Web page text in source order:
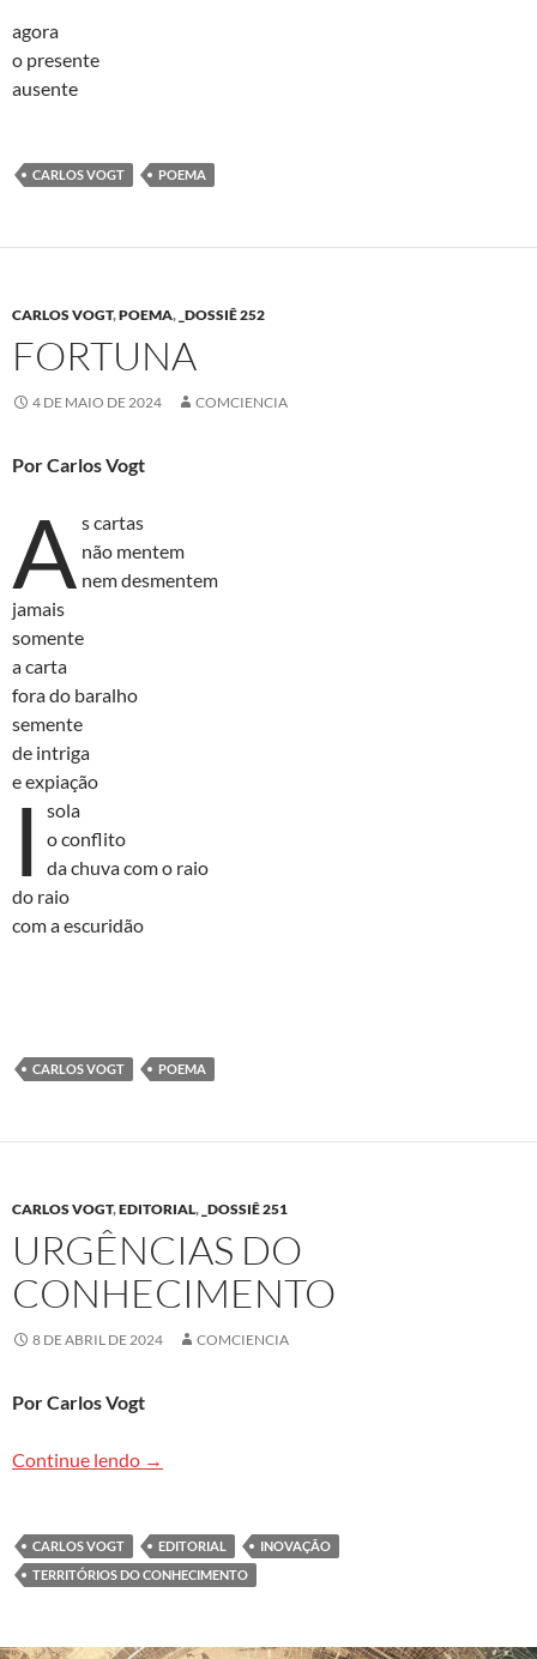
agora
o presente
ausente
CARLOS VOGT POEMA
CARLOS VOGT,POEMA, _DOSSIÊ 252
FORTUNA
4 DE MAIO DE 2024 COMCIENCIA
Por Carlos Vogt
A s cartas
não mentem
nem desmentem
jamais
somente
a carta
fora do baralho
semente
de intriga
e expiação
I
sola
o conflito
da chuva com o raio
do raio
com a escuridão
CARLOS VOGT POEMA
CARLOS VOGT,EDITORIAL, _DOSSIÊ 251
URGÊNCIAS DO
CONHECIMENTO
8 DE ABRIL DE 2024 COMCIENCIA
Por Carlos Vogt
Continue lendo Urgências do conhecimento
→
CARLOS VOGT EDITORIAL
INOVAÇÃO
TERRITÓRIOS DO CONHECIMENTO